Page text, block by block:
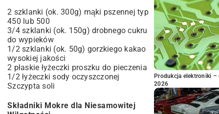
2 szklanki (ok. 300g) mąki pszennej typ
450 lub 500
3/4 szklanki (ok. 150g) drobnego cukru
do wypieków
1/2 szklanki (ok. 50g) gorzkiego kakao
wysokiej jakości
2 płaskie łyżeczki proszku do pieczenia
1/2 łyżeczki sody oczyszczonej
Szczypta soli
Składniki Mokre dla Niesamowitej
Produkcja elektroniki –
2026